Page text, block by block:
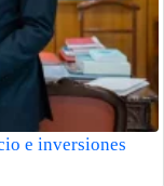
e inversiones